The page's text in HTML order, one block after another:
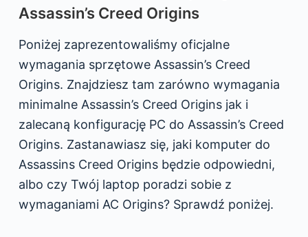
Assassin’s Creed Origins
Poniżej zaprezentowaliśmy oficjalne
wymagania sprzętowe Assassin’s Creed
Origins. Znajdziesz tam zarówno wymagania
minimalne Assassin’s Creed Origins jak i
zalecaną konfigurację PC do Assassin’s Creed
Origins. Zastanawiasz się, jaki komputer do
Assassins Creed Origins będzie odpowiedni,
albo czy Twój laptop poradzi sobie z
wymaganiami AC Origins? Sprawdź poniżej.